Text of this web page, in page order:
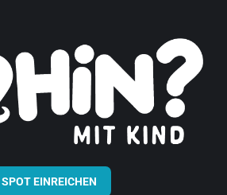
SPOT EINREICHEN